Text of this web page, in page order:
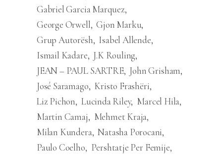
Gabriel Garcia Marquez
George Orwell Gjon Marku
Grup Autorësh Isabel Allende
Ismail Kadare J.K Rouling
JEAN – PAUL SARTRE John Grisham
José Saramago Kristo Frashëri
Liz Pichon Lucinda Riley Marcel Hila
Martin Camaj
Mehmet Kraja
Milan Kundera Natasha Porocani
Paulo Coelho
Pershtatje Per Femije